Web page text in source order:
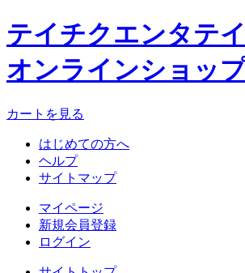
テイチクエンタテ
オンラインショッ
カートを見る
はじめての方へ
ヘルプ
サイトマップ
マイページ
新規会員登録
ログイン